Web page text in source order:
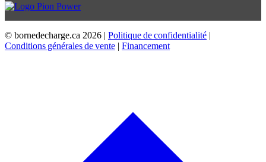
© bornedecharge.ca 2026 | Politique de confidentialité |
Conditions générales de vente | Financement